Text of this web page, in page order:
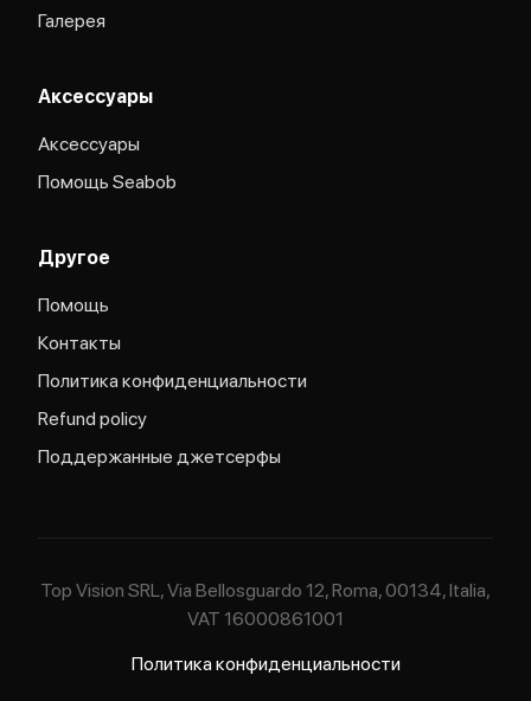
Галерея
Аксессуары
Аксессуары
Помощь Seabob
Другое
Помощь
Контакты
Политика конфиденциальности
Refund policy
Поддержанные джетсерфы
Top Vision SRL, Via Bellosguardo 12, Roma, 00134, Italia,
VAT 16000861001
Политика конфиденциальности